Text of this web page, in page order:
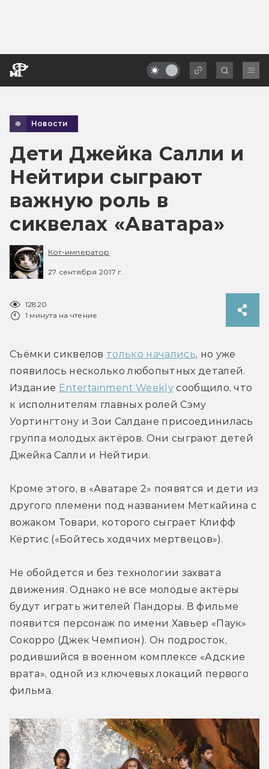
Новости
Дети Джейка Салли и
Нейтири сыграют
важную роль в
сиквелах «Аватара»
Кот-император
27 сентября 2017 г.
12820
1 минута на чтение
Съёмки сиквелов только начались, но уже
появилось несколько любопытных деталей.
Издание Entertainment Weekly сообщило, что
к исполнителям главных ролей Сэму
Уортингтону и Зои Салдане присоединилась
группа молодых актёров. Они сыграют детей
Джейка Салли и Нейтири.
Кроме этого, в «Аватаре 2» появятся и дети из
другого племени под названием Меткайина с
вожаком Товари, которого сыграет Клифф
Кёртис («Бойтесь ходячих мертвецов»).
Не обойдется и без технологии захвата
движения. Однако не все молодые актёры
будут играть жителей Пандоры. В фильме
появится персонаж по имени Хавьер «Паук»
Сокорро (Джек Чемпион). Он подросток,
родившийся в военном комплексе «Адские
врата», одной из ключевых локаций первого
фильма.